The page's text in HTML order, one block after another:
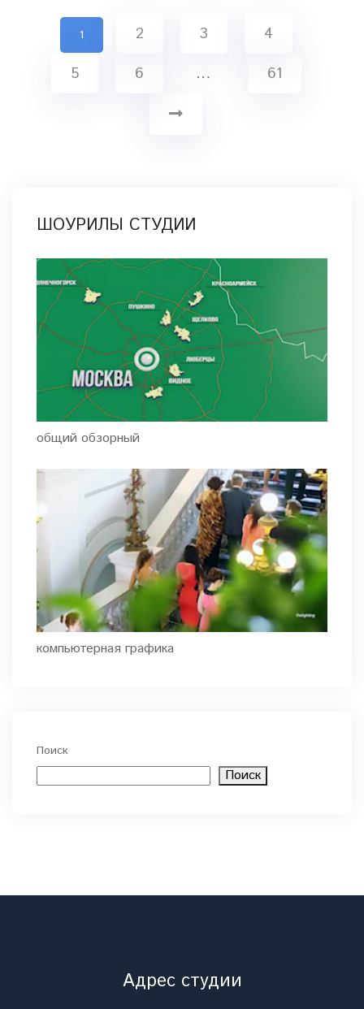
1 2 3
4
5
6 … 61
ШОУРИЛЫ СТУДИИ
общий обзорный
компьютерная графика
Поиск
Поиск
Адрес студии